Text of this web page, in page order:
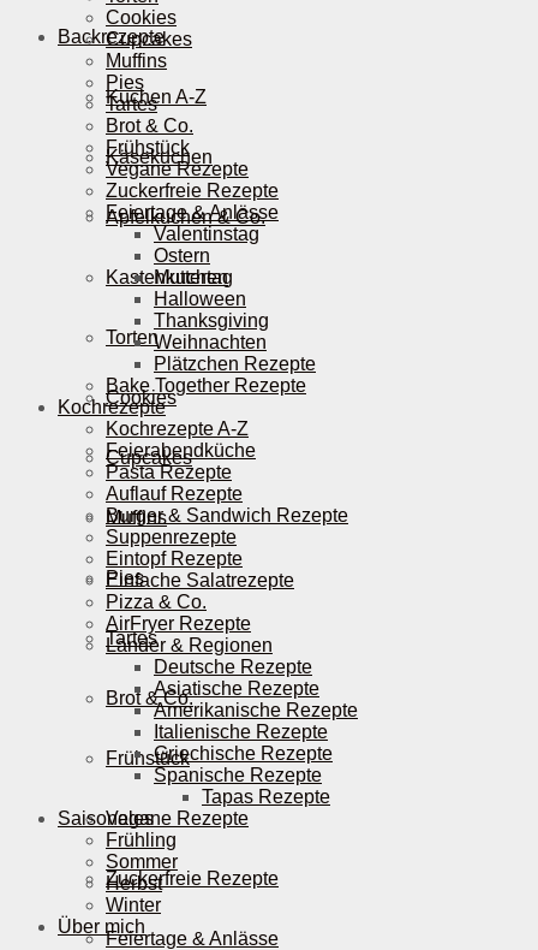
Backrezepte
Kuchen A-Z
Käsekuchen
Apfelkuchen & Co.
Kastenkuchen
Torten
Cookies
Cupcakes
Muffins
Pies
Tartes
Brot & Co.
Frühstück
Vegane Rezepte
Zuckerfreie Rezepte
Feiertage & Anlässe
Cookies
Cupcakes
Muffins
Pies
Tartes
Brot & Co.
Frühstück
Vegane Rezepte
Zuckerfreie Rezepte
Feiertage & Anlässe
Valentinstag
Ostern
Muttertag
Halloween
Thanksgiving
Weihnachten
Plätzchen Rezepte
Bake Together Rezepte
Kochrezepte
Kochrezepte A-Z
Feierabendküche
Pasta Rezepte
Auflauf Rezepte
Burger & Sandwich Rezepte
Suppenrezepte
Eintopf Rezepte
Einfache Salatrezepte
Pizza & Co.
AirFryer Rezepte
Länder & Regionen
Deutsche Rezepte
Asiatische Rezepte
Amerikanische Rezepte
Italienische Rezepte
Griechische Rezepte
Spanische Rezepte
Tapas Rezepte
Saisonales
Frühling
Sommer
Herbst
Winter
Über mich